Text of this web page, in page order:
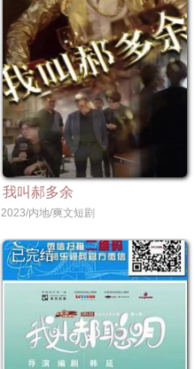
我叫郝多余
2023/内地/爽文短剧
已完结